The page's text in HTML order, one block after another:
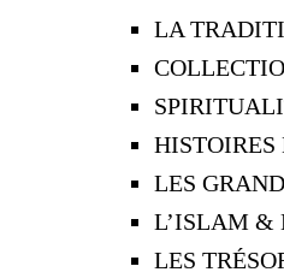
LA
HISTOIRES
LES
L’ISLAM &
LES